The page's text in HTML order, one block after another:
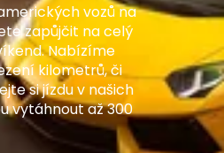
vozů na
zapůjčit na celý
Nabízíme
kilometrů, či
si jízdu v našich
vytáhnout až 300